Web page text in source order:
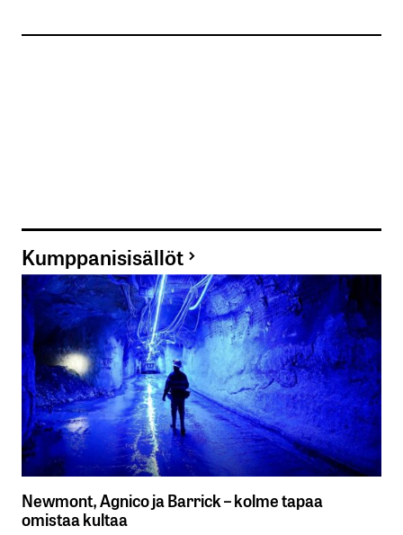
Kumppanisisällöt
Newmont, Agnico ja Barrick – kolme tapaa
omistaa kultaa